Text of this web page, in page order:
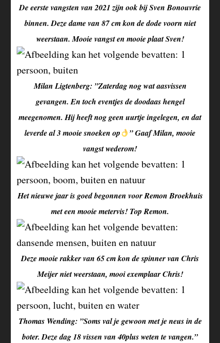
De eerste vangsten van 2021 zijn ook bij Sven Bonouvrie
binnen. Deze dame van 87 cm kon de dode voorn niet
weerstaan. Mooie vangst en mooie plaat Sven!
Milan Ligtenberg: ”Zaterdag nog wat aasvissen
gevangen. En toch eventjes de doodaas hengel
meegenomen. Hij heeft nog geen uurtje ingelegen, en dat
leverde al 3 mooie snoeken op
” Gaaf Milan, mooie
vangst wederom!
Het nieuwe jaar is goed begonnen voor Remon Broekhuis
met een mooie metervis! Top Remon.
Deze mooie rakker van 65 cm kon de spinner van Chris
Meijer niet weerstaan, mooi exemplaar Chris!
Thomas Wending: ”Soms val je gewoon met je neus in de
boter. Deze dag 18 vissen van 40plus weten te vangen.”